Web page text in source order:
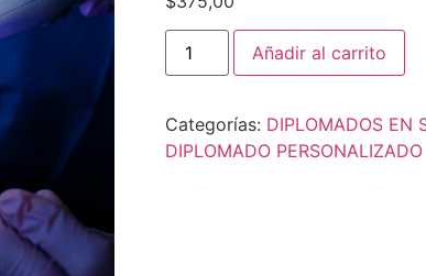
Añadir al carrito
Categorías: DIPLOMADOS EN
DIPLOMADO PERSONALIZADO